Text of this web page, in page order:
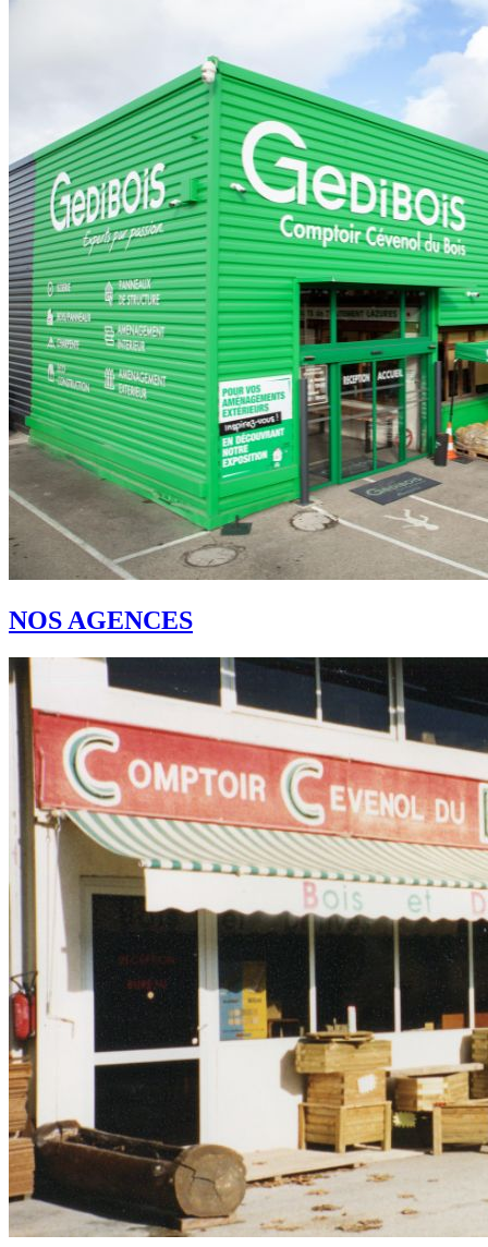
NOS AGENCES